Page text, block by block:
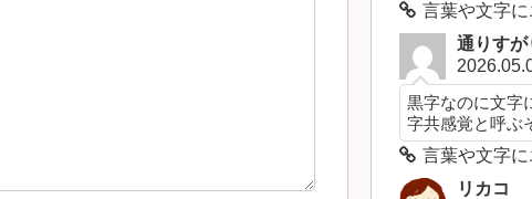
言葉や文字
通りすが
黒字なのに文字
字共感覚と呼ぶ
言葉や文字
リカコ